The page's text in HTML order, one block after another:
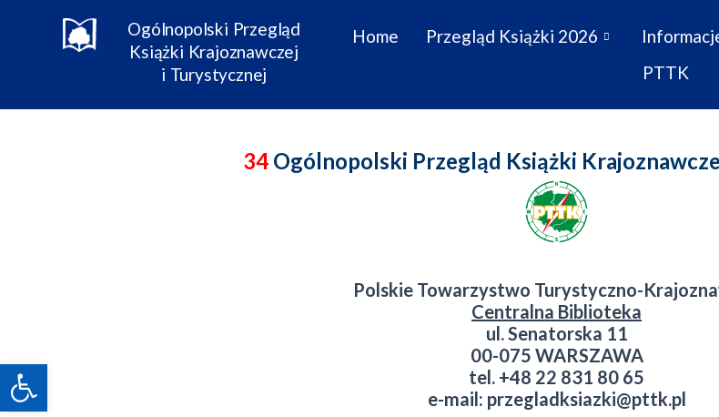
Ogólnopolski Przegląd
Książki Krajoznawczej
i Turystycznej
Home Przegląd Książki 2026
PTTK
34 Ogólnopolski Przegląd Książki
Polskie Towarzystwo Turystyczno-
Centralna Biblioteka
ul. Senatorska 11
00-075 WARSZAWA
tel. +48 22 831 80 65
e-mail: przegladksiazki@pttk.pl
Open toolbar